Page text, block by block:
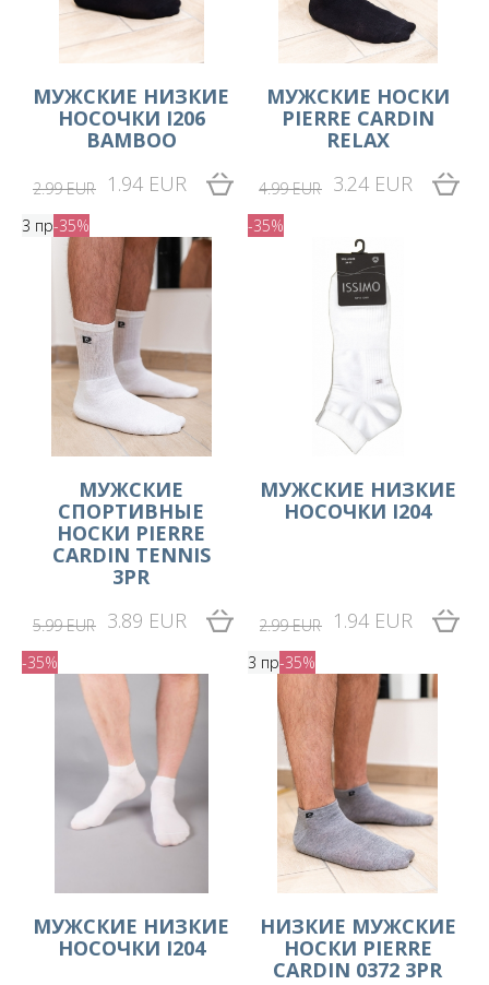
МУЖСКИЕ НИЗКИЕ
НОСОЧКИ I206
BAMBOO
2.99 EUR 1.94 EUR
МУЖСКИЕ НОСКИ
PIERRE CARDIN
RELAX
4.99 EUR 3.24 EUR
3 пр-35%
МУЖСКИЕ
СПОРТИВНЫЕ
НОСКИ PIERRE
CARDIN TENNIS
3PR
5.99 EUR 3.89 EUR
-35%
МУЖСКИЕ НИЗКИЕ
НОСОЧКИ I204
2.99 EUR 1.94 EUR
-35%
МУЖСКИЕ НИЗКИЕ
НОСОЧКИ I204
3 пр-35%
НИЗКИЕ МУЖСКИЕ
НОСКИ PIERRE
CARDIN 0372 3PR